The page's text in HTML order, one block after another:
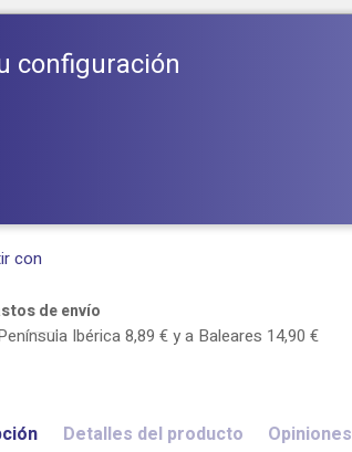
configuración
con
de envío
Ibérica 8,89 € y a Baleares 14,90 €
Detalles del producto Opiniones